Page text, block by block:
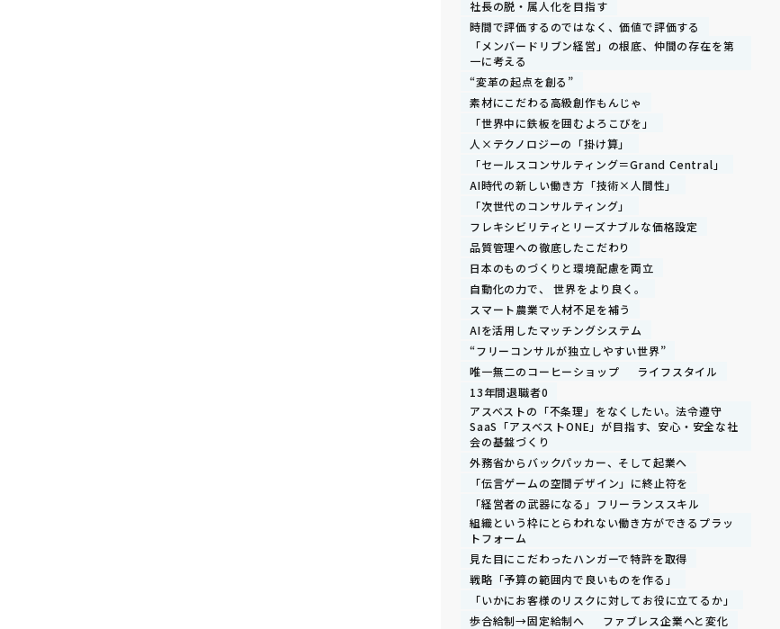
社長の脱・属人化を目指す
時間で評価するのではなく、価値で評価する
「メンバードリブン経営」の根底、仲間の存在を第
一に考える
“変革の起点を創る”
素材にこだわる高級創作もんじゃ
「世界中に鉄板を囲むよろこびを」
人×テクノロジーの「掛け算」
「セールスコンサルティング＝Grand Central」
AI時代の新しい働き方「技術×人間性」
「次世代のコンサルティング」
フレキシビリティとリーズナブルな価格設定
品質管理への徹底したこだわり
日本のものづくりと環境配慮を両立
自動化の力で、 世界をより良く。
スマート農業で人材不足を補う
AIを活用したマッチングシステム
“フリーコンサルが独立しやすい世界”
唯一無二のコーヒーショップ
ライフスタイル
13年間退職者0
アスベストの「不条理」をなくしたい。法令遵守
SaaS「アスベストONE」が目指す、安心・安全な社
会の基盤づくり
外務省からバックパッカー、そして起業へ
「伝言ゲームの空間デザイン」に終止符を
「経営者の武器になる」フリーランススキル
組織という枠にとらわれない働き方ができるプラッ
トフォーム
見た目にこだわったハンガーで特許を取得
戦略「予算の範囲内で良いものを作る」
「いかにお客様のリスクに対してお役に立てるか」
歩合給制→固定給制へ
ファブレス企業へと変化